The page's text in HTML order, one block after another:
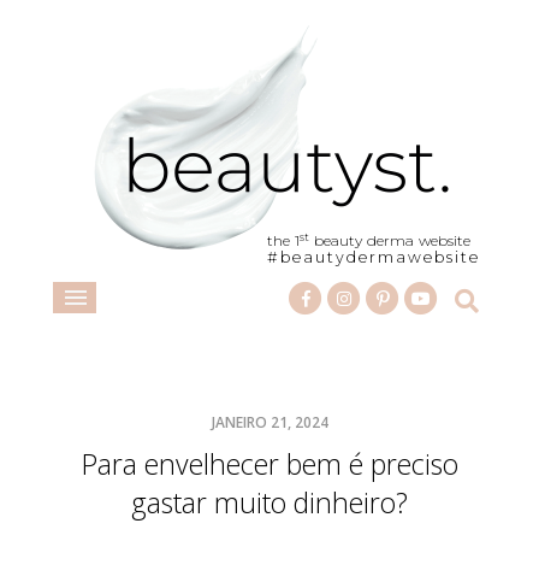
the 1st beauty derma website
#beautydermawebsite
JANEIRO 21, 2024
Para envelhecer bem é preciso
gastar muito dinheiro?